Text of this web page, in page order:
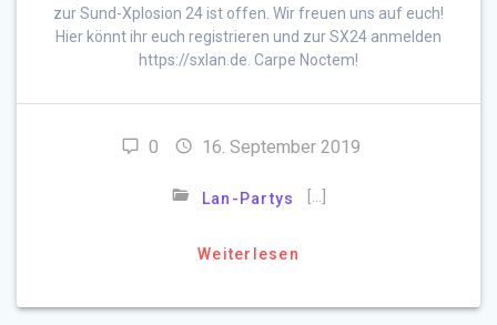
zur Sund-Xplosion 24 ist offen. Wir freuen uns auf euch!
Hier könnt ihr euch registrieren und zur SX24 anmelden
https://sxlan.de. Carpe Noctem!
0 16. September 2019
Lan-Partys […]
Weiterlesen